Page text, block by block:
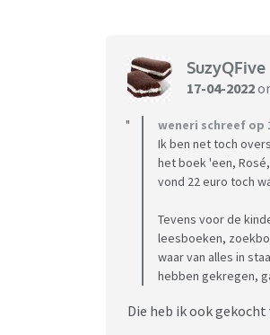
SuzyQFive
17-04-2022
weneri schreef op
Ik ben net toch
het boek 'een,
vond 22 euro toch
Tevens voor de
leesboeken,
waar van alles in
hebben gekregen,
Die heb ik ook